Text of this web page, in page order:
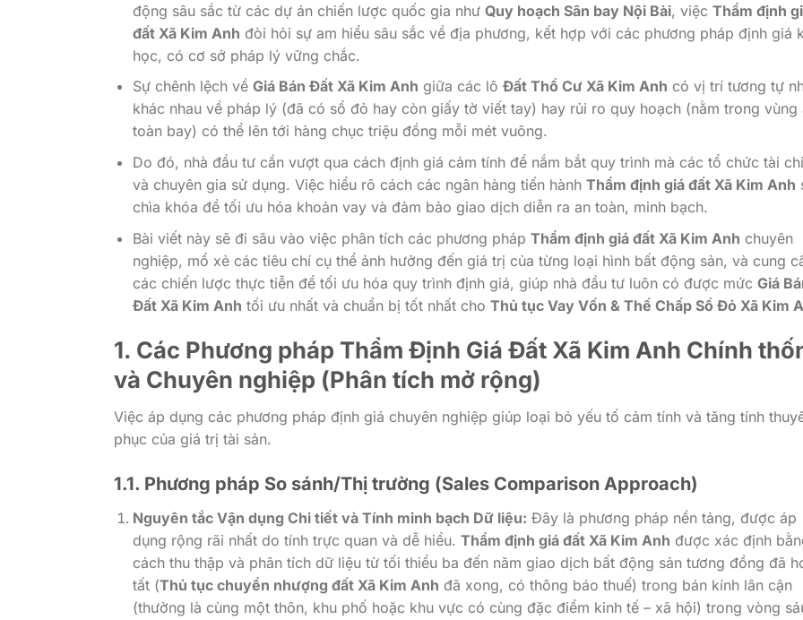
động sâu sắc từ các dự án chiến lược quốc gia như Quy hoạch Sân bay Nội Bài, việc Thẩm định
đất Xã Kim Anh đòi hỏi sự am hiểu sâu sắc về địa phương, kết hợp với các phương pháp định giá
học, có cơ sở pháp lý vững chắc.
Sự chênh lệch về Giá Bán Đất Xã Kim Anh giữa các lô Đất Thổ Cư Xã Kim Anh có vị trí tương tự
khác nhau về pháp lý (đã có sổ đỏ hay còn giấy tờ viết tay) hay rủi ro quy hoạch (nằm trong vùng
toàn bay) có thể lên tới hàng chục triệu đồng mỗi mét vuông.
Do đó, nhà đầu tư cần vượt qua cách định giá cảm tính để nắm bắt quy trình mà các tổ chức tài
và chuyên gia sử dụng. Việc hiểu rõ cách các ngân hàng tiến hành Thẩm định giá đất Xã Kim Anh
chìa khóa để tối ưu hóa khoản vay và đảm bảo giao dịch diễn ra an toàn, minh bạch.
Bài viết này sẽ đi sâu vào việc phân tích các phương pháp Thẩm định giá đất Xã Kim Anh chuyên
nghiệp, mổ xẻ các tiêu chí cụ thể ảnh hưởng đến giá trị của từng loại hình bất động sản, và cung
các chiến lược thực tiễn để tối ưu hóa quy trình định giá, giúp nhà đầu tư luôn có được mức Giá
Đất Xã Kim Anh tối ưu nhất và chuẩn bị tốt nhất cho Thủ tục Vay Vốn & Thế Chấp Sổ Đỏ Xã Kim
1. Các Phương pháp Thẩm Định Giá Đất Xã Kim Anh Chính
và Chuyên nghiệp (Phân tích mở rộng)
Việc áp dụng các phương pháp định giá chuyên nghiệp giúp loại bỏ yếu tố cảm tính và tăng tính
phục của giá trị tài sản.
1.1. Phương pháp So sánh/Thị trường (Sales Comparison Approach)
Nguyên tắc Vận dụng Chi tiết và Tính minh bạch Dữ liệu: Đây là phương pháp nền tảng, được áp
dụng rộng rãi nhất do tính trực quan và dễ hiểu. Thẩm định giá đất Xã Kim Anh được xác định
cách thu thập và phân tích dữ liệu từ tối thiểu ba đến năm giao dịch bất động sản tương đồng đã
tất (Thủ tục chuyển nhượng đất Xã Kim Anh đã xong, có thông báo thuế) trong bán kính lân cận
(thường là cùng một thôn, khu phố hoặc khu vực có cùng đặc điểm kinh tế – xã hội) trong vòng